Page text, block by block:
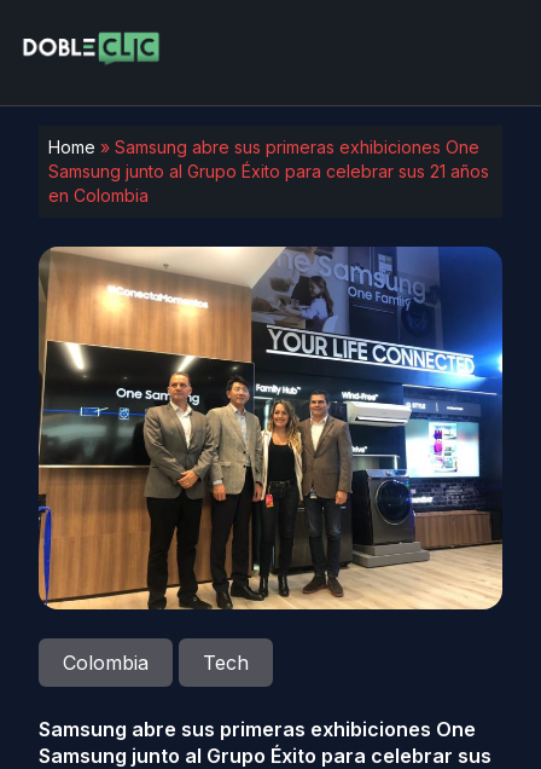
Home » Samsung abre sus primeras exhibiciones One
Samsung junto al Grupo Éxito para celebrar sus 21 años
en Colombia
Colombia Tech
Samsung abre sus primeras exhibiciones One
Samsung junto al Grupo Éxito para celebrar sus